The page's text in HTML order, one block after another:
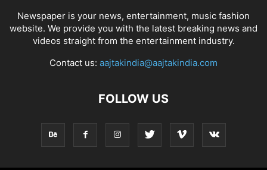
Newspaper is your news, entertainment, music fashion
website. We provide you with the latest breaking news and
videos straight from the entertainment industry.
Contact us: aajtakindia@aajtakindia.com
FOLLOW US